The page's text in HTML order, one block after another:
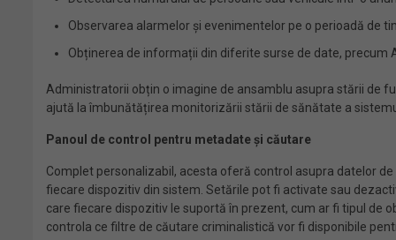
Observarea alarmelor și evenimentelor pe o perioadă de
Obținerea de informații din diferite surse de date, precum
Administratorii obțin o imagine de ansamblu asupra stării de
ajută la îmbunătățirea monitorizării stării de sănătate a
Panoul de control pentru metadate și căutare
Complet personalizabil, acesta oferă control asupra datelor
fiecare dispozitiv din sistem. Setările pot fi activate sau
care fiecare dispozitiv le suportă în prezent, cum ar fi tipul de
controla ce filtre de căutare criminalistică vor fi disponibile